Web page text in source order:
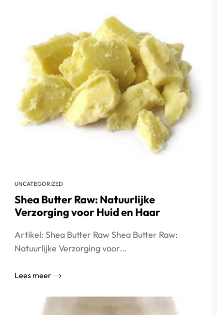
UNCATEGORIZED
Shea Butter Raw: Natuurlijke
Verzorging voor Huid en Haar
Artikel: Shea Butter Raw Shea Butter Raw:
Natuurlijke Verzorging voor...
Lees meer